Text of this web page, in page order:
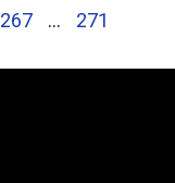
267 … 271